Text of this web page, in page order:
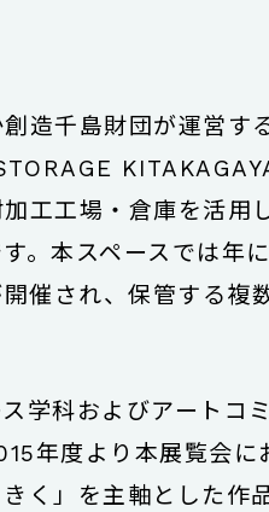
造千島財団が運営す
工工場・倉庫を活用
。本スペースでは年
催され、保管する複
学科およびアートコ
年度より本展覧会に
く」を主軸とした作